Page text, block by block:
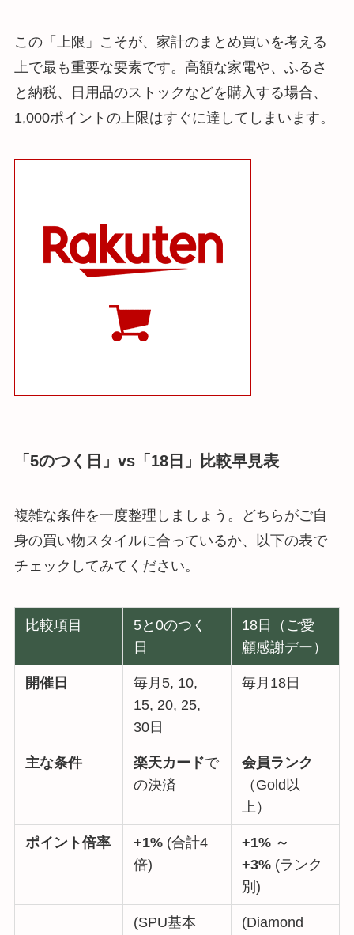
この「上限」こそが、家計のまとめ買いを考える
上で最も重要な要素です。高額な家電や、ふるさ
と納税、日用品のストックなどを購入する場合、
1,000ポイントの上限はすぐに達してしまいます。
「5のつく日」vs「18日」比較早見表
複雑な条件を一度整理しましょう。どちらがご自
身の買い物スタイルに合っているか、以下の表で
チェックしてみてください。
比較項目
5と0のつく
日
18日（ご愛
顧感謝デー）
開催日
毎月5, 10,
15, 20, 25,
30日
毎月18日
主な条件 楽天カードで
の決済
会員ランク
（Gold以
上）
ポイント倍率 +1% (合計4
倍)
+1% ～
+3% (ランク
別)
(SPU基本
(Diamond